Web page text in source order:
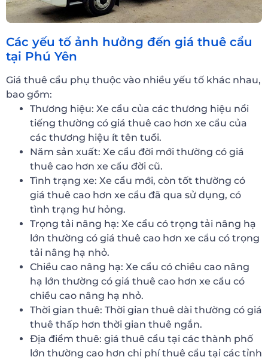
Các yếu tố ảnh hưởng đến giá thuê cẩu
tại Phú Yên
Giá thuê cẩu phụ thuộc vào nhiều yếu tố khác nhau,
bao gồm:
Thương hiệu: Xe cẩu của các thương hiệu nổi
tiếng thường có giá thuê cao hơn xe cẩu của
các thương hiệu ít tên tuổi.
Năm sản xuất: Xe cẩu đời mới thường có giá
thuê cao hơn xe cẩu đời cũ.
Tình trạng xe: Xe cẩu mới, còn tốt thường có
giá thuê cao hơn xe cẩu đã qua sử dụng, có
tình trạng hư hỏng.
Trọng tải nâng hạ: Xe cẩu có trọng tải nâng hạ
lớn thường có giá thuê cao hơn xe cẩu có trọng
tải nâng hạ nhỏ.
Chiều cao nâng hạ: Xe cẩu có chiều cao nâng
hạ lớn thường có giá thuê cao hơn xe cẩu có
chiều cao nâng hạ nhỏ.
Thời gian thuê: Thời gian thuê dài thường có giá
thuê thấp hơn thời gian thuê ngắn.
Địa điểm thuê: giá thuê cẩu tại các thành phố
lớn thường cao hơn chi phí thuê cẩu tại các tỉnh